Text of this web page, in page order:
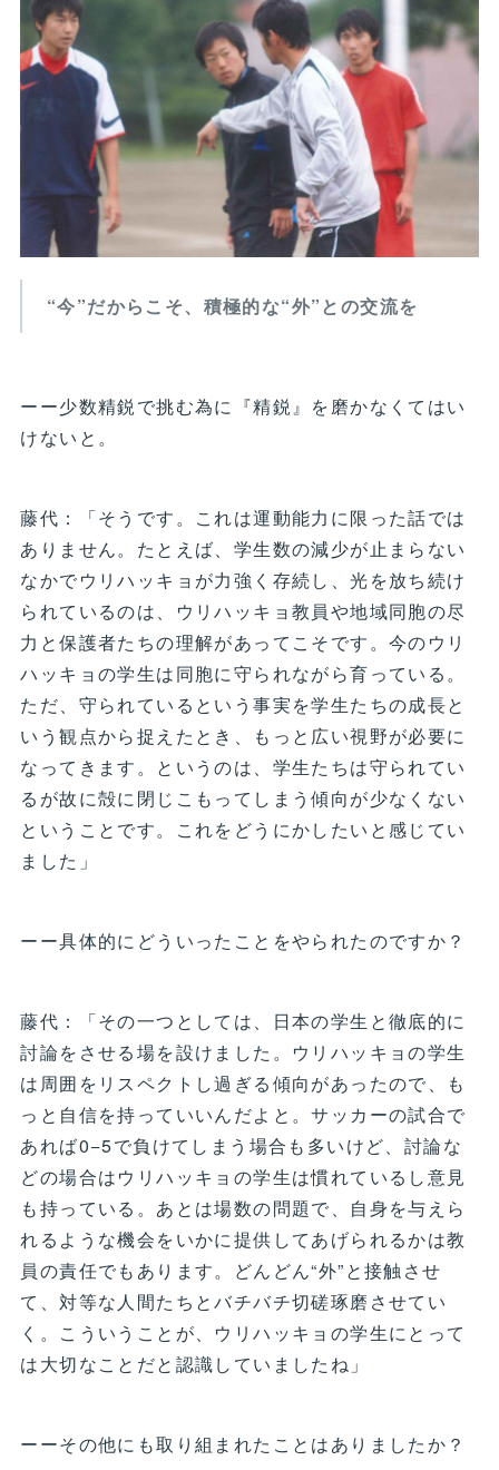
“今”だからこそ、積極的な“外”との交流を
ーー少数精鋭で挑む為に『精鋭』を磨かなくてはい
けないと。
藤代：「そうです。これは運動能力に限った話では
ありません。たとえば、学生数の減少が止まらない
なかでウリハッキョが力強く存続し、光を放ち続け
られているのは、ウリハッキョ教員や地域同胞の尽
力と保護者たちの理解があってこそです。今のウリ
ハッキョの学生は同胞に守られながら育っている。
ただ、守られているという事実を学生たちの成長と
いう観点から捉えたとき、もっと広い視野が必要に
なってきます。というのは、学生たちは守られてい
るが故に殻に閉じこもってしまう傾向が少なくない
ということです。これをどうにかしたいと感じてい
ました」
ーー具体的にどういったことをやられたのですか？
藤代：「その一つとしては、日本の学生と徹底的に
討論をさせる場を設けました。ウリハッキョの学生
は周囲をリスペクトし過ぎる傾向があったので、も
っと自信を持っていいんだよと。サッカーの試合で
あれば0−5で負けてしまう場合も多いけど、討論な
どの場合はウリハッキョの学生は慣れているし意見
も持っている。あとは場数の問題で、自身を与えら
れるような機会をいかに提供してあげられるかは教
員の責任でもあります。どんどん“外”と接触させ
て、対等な人間たちとバチバチ切磋琢磨させてい
く。こういうことが、ウリハッキョの学生にとって
は大切なことだと認識していましたね」
ーーその他にも取り組まれたことはありましたか？